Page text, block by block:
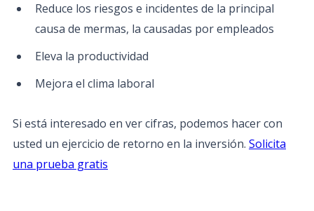
Reduce los riesgos e incidentes de la principal
causa de mermas, la causadas por empleados
Eleva la productividad
Mejora el clima laboral
Si está interesado en ver cifras, podemos hacer con
usted un ejercicio de retorno en la inversión. Solicita
una prueba gratis